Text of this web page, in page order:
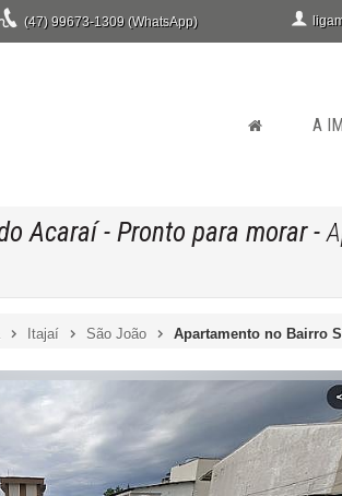
(47) 99673-1309 (WhatsApp)
A
Acaraí- Pronto para morar-
Itajaí São João Apartamento no Bairro